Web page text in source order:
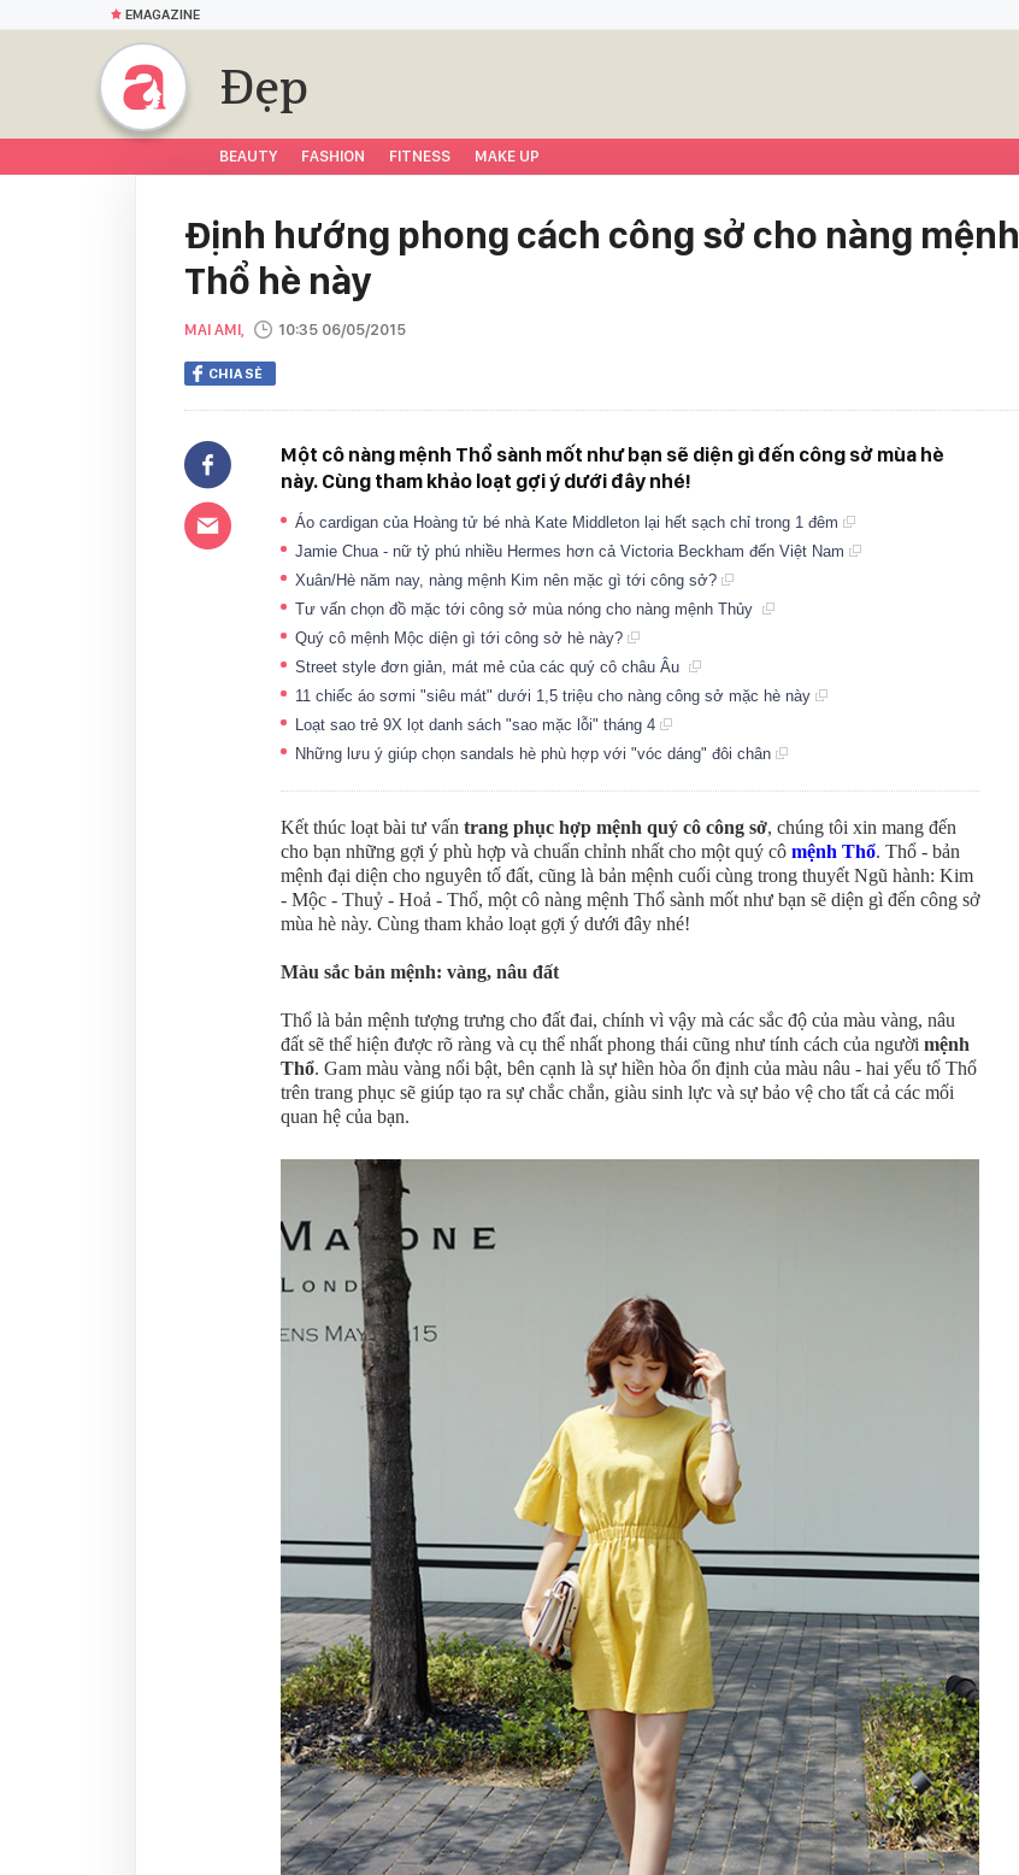
EMAGAZINE
Đẹp
BEAUTY FASHION FITNESS MAKE UP
Định hướng phong cách công sở cho nàng mệnh
Thổ hè này
MAI AMI, 10:35 06/05/2015
CHIA SẺ
Một cô nàng mệnh Thổ sành mốt như bạn sẽ diện gì đến công sở mùa hè
này. Cùng tham khảo loạt gợi ý dưới đây nhé!
Áo cardigan của Hoàng tử bé nhà Kate Middleton lại hết sạch chỉ trong 1 đêm
Jamie Chua - nữ tỷ phú nhiều Hermes hơn cả Victoria Beckham đến Việt Nam
Xuân/Hè năm nay, nàng mệnh Kim nên mặc gì tới công sở?
Tư vấn chọn đồ mặc tới công sở mùa nóng cho nàng mệnh Thủy
Quý cô mệnh Mộc diện gì tới công sở hè này?
Street style đơn giản, mát mẻ của các quý cô châu Âu
11 chiếc áo sơmi "siêu mát" dưới 1,5 triệu cho nàng công sở mặc hè này
Loạt sao trẻ 9X lọt danh sách "sao mặc lỗi" tháng 4
Những lưu ý giúp chọn sandals hè phù hợp với "vóc dáng" đôi chân
Kết thúc loạt bài tư vấn trang phục hợp mệnh quý cô công sở, chúng tôi xin mang đến
cho bạn những gợi ý phù hợp và chuẩn chỉnh nhất cho một quý cô mệnh Thổ. Thổ - bản
mệnh đại diện cho nguyên tố đất, cũng là bản mệnh cuối cùng trong thuyết Ngũ hành: Kim
- Mộc - Thuỷ - Hoả - Thổ, một cô nàng mệnh Thổ sành mốt như bạn sẽ diện gì đến công sở
mùa hè này. Cùng tham khảo loạt gợi ý dưới đây nhé!
Màu sắc bản mệnh: vàng, nâu đất
Thổ là bản mệnh tượng trưng cho đất đai, chính vì vậy mà các sắc độ của màu vàng, nâu
đất sẽ thể hiện được rõ ràng và cụ thể nhất phong thái cũng như tính cách của người mệnh
Thổ. Gam màu vàng nổi bật, bên cạnh là sự hiền hòa ổn định của màu nâu - hai yếu tố Thổ
trên trang phục sẽ giúp tạo ra sự chắc chắn, giàu sinh lực và sự bảo vệ cho tất cả các mối
quan hệ của bạn.